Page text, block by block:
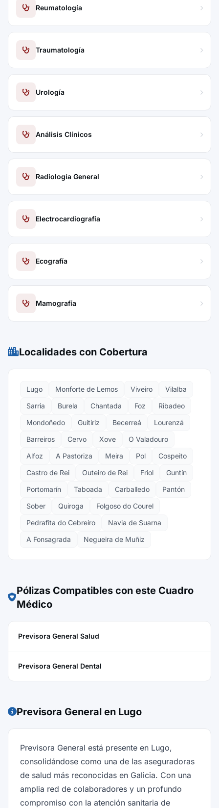
Reumatología
Traumatología
Urología
Análisis Clínicos
Radiología General
Electrocardiografía
Ecografía
Mamografía
Localidades con Cobertura
Lugo Monforte de Lemos Viveiro
Vilalba
Sarria
Burela Chantada Foz
Ribadeo
Mondoñedo
Guitiriz Becerreá
Lourenzá
Barreiros
Cervo Xove
O Valadouro
Alfoz
A Pastoriza Meira Pol
Cospeito
Castro de Rei
Outeiro de Rei Friol
Guntín
Portomarín
Taboada Carballedo
Pantón
Sober
Quiroga
Folgoso do Courel
Pedrafita do Cebreiro
Navia de Suarna
A Fonsagrada
Negueira de Muñiz
Pólizas Compatibles con este Cuadro
Médico
Previsora General Salud
Previsora General Dental
Previsora General en Lugo
Previsora General está presente en Lugo,
consolidándose como una de las aseguradoras
de salud más reconocidas en Galicia. Con una
amplia red de colaboradores y un profundo
compromiso con la atención sanitaria de